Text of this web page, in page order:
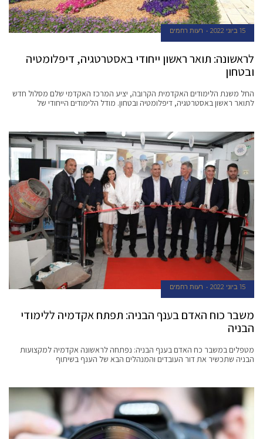
15 ביוני 2022 רעות רחמים
לראשונה: תואר ראשון ייחודי באסטרטגיה, דיפלומטיה
ובטחון
החל משנת הלימודים האקדמית הקרובה, יציע המרכז האקדמי שלם מסלול חדש
לתואר ראשון באסטרטגיה, דיפלומטיה ובטחון. מודל הלימודים הייחודי של
15 ביוני 2022 רעות רחמים
משבר כוח האדם בענף הבניה: תפתח אקדמיה ללימודי
הבניה
מטפלים במשבר כח האדם בענף הבניה: נפתחה לראשונה אקדמיה למקצועות
הבניה שתכשיר את דור העובדים והמנהלים הבא של הענף בשיתוף